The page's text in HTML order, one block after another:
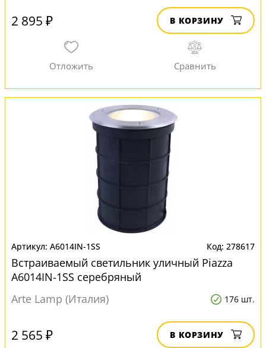
2 895 ₽ В КОРЗИНУ
A6014IN-1SS 278617
Встраиваемый светильник уличный Piazza
A6014IN-1SS серебряный
Arte Lamp (Италия)
176 шт.
2 565 ₽ В КОРЗИНУ